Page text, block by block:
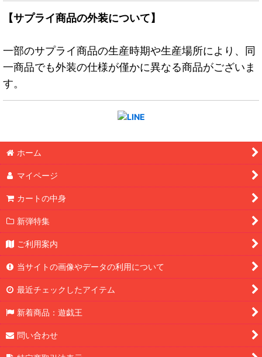
【サプライ商品の外装について】
一部のサプライ商品の生産時期や生産場所により、同
一商品でも外装の仕様が僅かに異なる商品がございま
す。
ホーム
マイページ
カートの中身
新弾特集
ご利用案内
当サイトの画像やデータの利用について
最近チェックしたアイテム
新着商品：遊戯王
問い合わせ